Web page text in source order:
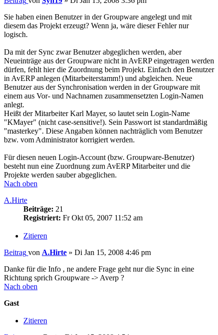
Sie haben einen Benutzer in der Groupware angelegt und mit
diesem das Projekt erzeugt? Wenn ja, wäre dieser Fehler nur
logisch.
Da mit der Sync zwar Benutzer abgeglichen werden, aber
Neueinträge aus der Groupware nicht in AvERP eingetragen werden
dürfen, fehlt hier die Zuordnung beim Projekt. Einfach den Benutzer
in AvERP anlegen (Mitarbeiterstamm!) und abgleichen. Neue
Benutzer aus der Synchronisation werden in der Groupware mit
einem aus Vor- und Nachnamen zusammensetzten Login-Namen
anlegt.
Heißt der Mitarbeiter Karl Mayer, so lautet sein Login-Name
"KMayer" (nicht case-sensitive!). Sein Passwort ist standardmäßig
"masterkey". Diese Angaben können nachträglich vom Benutzer
bzw. vom Administrator korrigiert werden.
Für diesen neuen Login-Account (bzw. Groupware-Benutzer)
besteht nun eine Zuordnung zum AvERP Mitarbeiter und die
Projekte werden sauber abgeglichen.
Nach oben
A.Hirte
Beiträge: 21
Registriert: Fr Okt 05, 2007 11:52 am
Zitieren
Beitrag von A.Hirte » Di Jan 15, 2008 4:46 pm
Danke für die Info , ne andere Frage geht nur die Sync in eine
Richtung sprich Groupware -> Averp ?
Nach oben
Gast
Zitieren